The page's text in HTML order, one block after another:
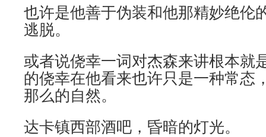
也许是他善于伪装和他那精妙绝伦
逃脱。
或者说侥幸一词对杰森来讲根本就
的侥幸在他看来也许只是一种常态
那么的自然。
达卡镇西部酒吧，昏暗的灯光。